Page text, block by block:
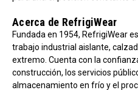
Acerca de RefrigiWear
Fundada en 1954, RefrigiWear
trabajo industrial aislante,
extremo. Cuenta con la
construcción, los servicios
almacenamiento en frío y el